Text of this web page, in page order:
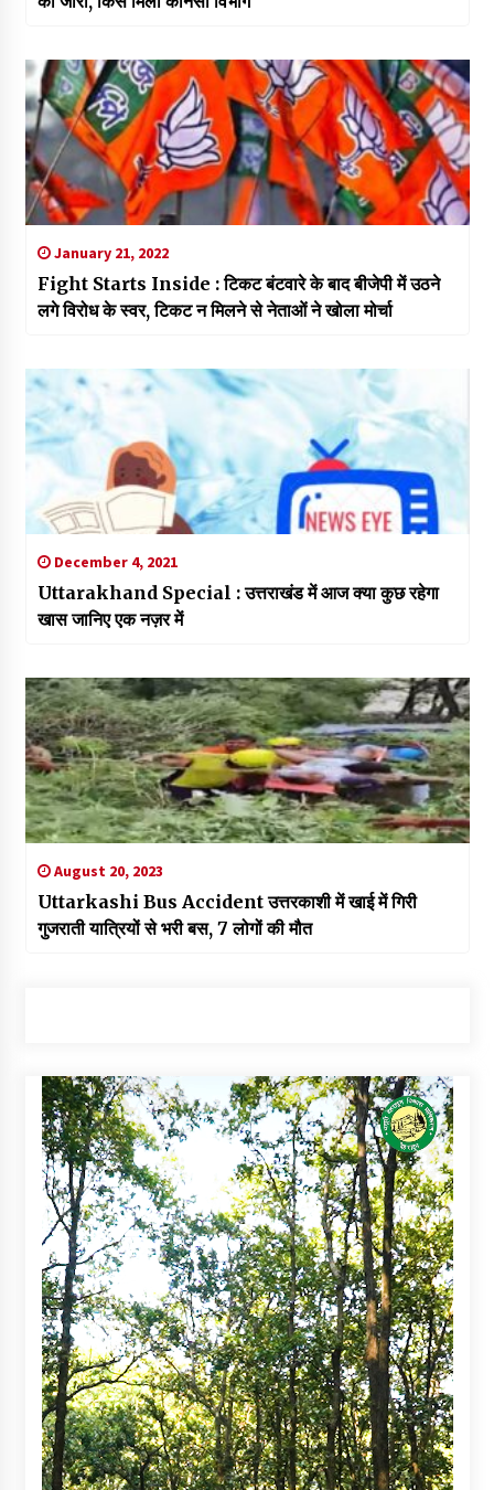
January 21, 2022
Fight Starts Inside : टिकट बंटवारे के बाद बीजेपी में उठने
लगे विरोध के स्वर, टिकट न मिलने से नेताओं ने खोला मोर्चा
December 4, 2021
Uttarakhand Special : उत्तराखंड में आज क्या कुछ रहेगा
खास जानिए एक नज़र में
August 20, 2023
Uttarkashi Bus Accident उत्तरकाशी में खाई में गिरी
गुजराती यात्रियों से भरी बस, 7 लोगों की मौत